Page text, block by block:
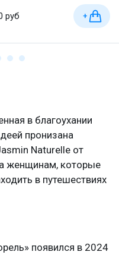
руб +
в благоухании
пронизана
Naturelle от
женщинам, которые
в путешествиях
появился в 2024